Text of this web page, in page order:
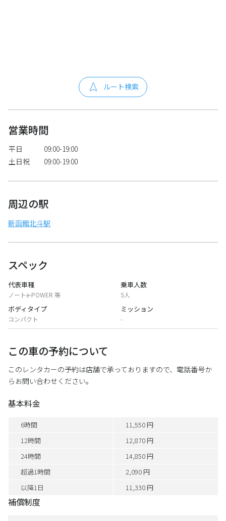
ルート検索
営業時間
平日
09:00-19:00
土日祝
09:00-19:00
周辺の駅
新函館北斗駅
スペック
代表車種
ノートe-POWER 等
乗車人数
5人
ボディタイプ
コンパクト
ミッション
-
この車の予約について
このレンタカーの予約は店舗で承っておりますので、電話番号か
らお問い合わせください。
基本料金
6時間
11,550 円
12時間
12,870 円
24時間
14,850 円
超過1時間
2,090 円
以降1日
11,330 円
補償制度